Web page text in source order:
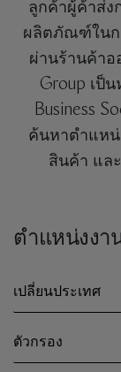
ลูกค้าผู้ค้าส่ง
ผลิตภัณฑ์ในก
ผ่านร้านค้าอ
Group เป็
Business
ค้นหาตำแหน่
สินค้า แล
ตำแหน่งงา
เปลี่ยนประเทศ
ตัวกรอง